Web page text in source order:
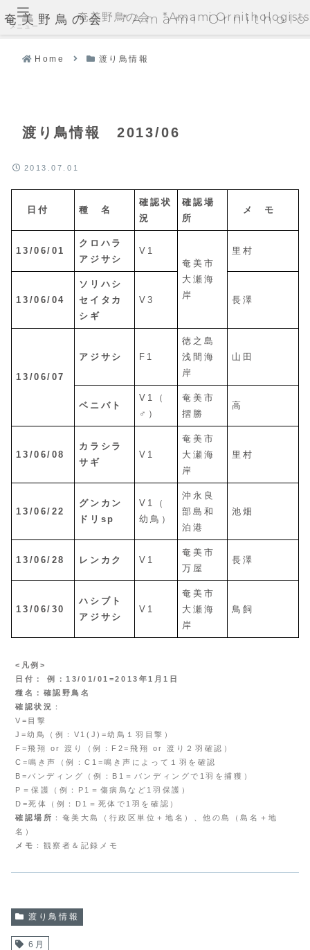
奄美野鳥の会 *Amami
Home 渡り鳥情報
渡り鳥情報 2013/06
2013.07.01
日付 種 名
確認状
況
確認場
所
メ モ
13/06/01
クロハラ
アジサシ
V1
奄美市
大瀬海
岸
里村
13/06/04
ソリハシ
セイタカ
シギ
V3 長澤
13/06/07
アジサシ F1
徳之島
浅間海
岸
山田
ベニバト
V1（
♂）
奄美市
摺勝
高
13/06/08
カラシラ
サギ
V1
奄美市
大瀬海
岸
里村
13/06/22
グンカン
ドリsp
V1（
幼鳥）
沖永良
部島和
泊港
池畑
13/06/28 レンカク V1
奄美市
万屋
長澤
13/06/30
ハシブト
アジサシ
V1
奄美市
大瀬海
岸
鳥飼
<凡例>
日付： 例：13/01/01=2013年1月1日
種名：確認野鳥名
確認状況
：
V=目撃
J=幼鳥（例：V1(J)=幼鳥１羽目撃）
F=飛翔 or 渡り（例：F2=飛翔 or 渡り２羽確認）
C=鳴き声（例：C1=鳴き声によって１羽を確認
B=バンディング（例：B1＝バンディングで1羽を捕獲）
P＝保護（例：P1＝傷病鳥など1羽保護）
D=死体（例：D1＝死体で1羽を確認）
確認場所 ：奄美大島（行政区単位＋地名）、他の島（島名＋地
名）
メモ ：観察者＆記録メモ
渡り鳥情報
6月
メニュー
奄美野鳥の会 *Amami